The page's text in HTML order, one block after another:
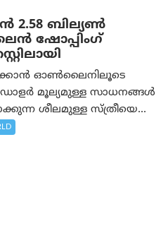
2.58 ബില്യൺ
ഷോപ്പിംഗ്
ഓണ്‍ലൈനിലൂടെ
മൂല്യമുള്ള സാധനങ്ങള്‍
ശീലമുള്ള സ്ത്രീയെ...